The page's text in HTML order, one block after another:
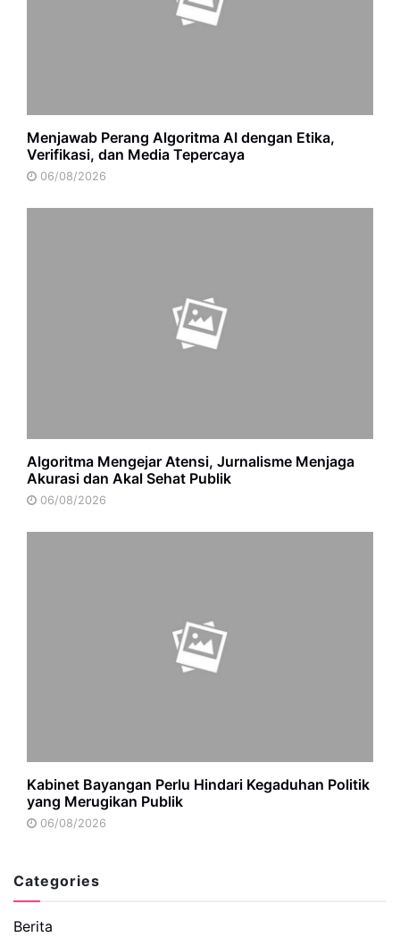
Menjawab Perang Algoritma AI dengan Etika,
Verifikasi, dan Media Tepercaya
06/08/2026
Algoritma Mengejar Atensi, Jurnalisme Menjaga
Akurasi dan Akal Sehat Publik
06/08/2026
Kabinet Bayangan Perlu Hindari Kegaduhan Politik
yang Merugikan Publik
06/08/2026
Categories
Berita